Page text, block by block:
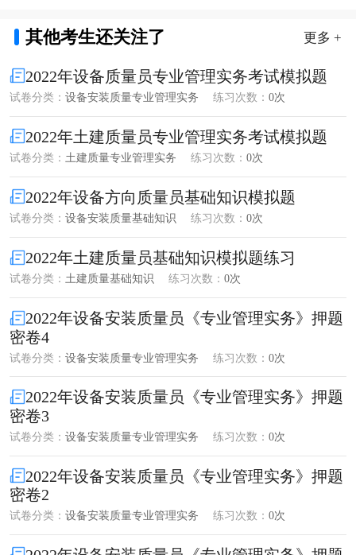
其他考生还关注了 更多 +
2022年设备质量员专业管理实务考试模拟题
试卷分类： 设备安装质量专业管理实务 练习次数： 0次
2022年土建质量员专业管理实务考试模拟题
试卷分类： 土建质量专业管理实务 练习次数： 0次
2022年设备方向质量员基础知识模拟题
试卷分类： 设备安装质量基础知识 练习次数： 0次
2022年土建质量员基础知识模拟题练习
试卷分类： 土建质量基础知识 练习次数： 0次
2022年设备安装质量员《专业管理实务》押题
密卷4
试卷分类： 设备安装质量专业管理实务 练习次数： 0次
2022年设备安装质量员《专业管理实务》押题
密卷3
试卷分类： 设备安装质量专业管理实务 练习次数： 0次
2022年设备安装质量员《专业管理实务》押题
密卷2
试卷分类： 设备安装质量专业管理实务 练习次数： 0次